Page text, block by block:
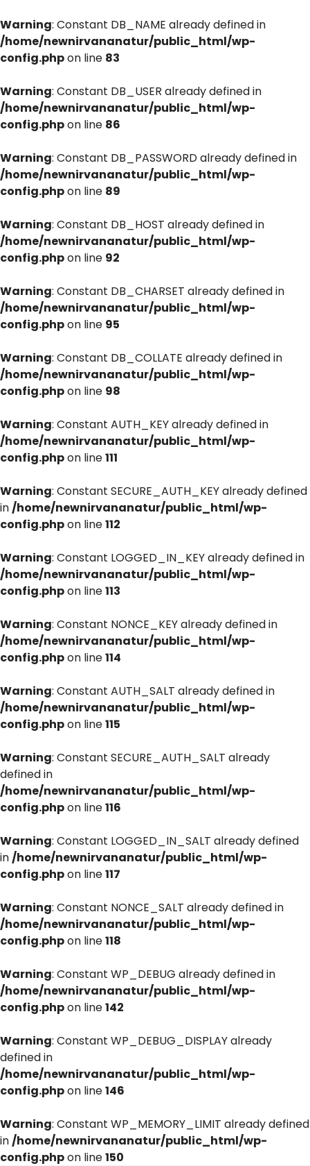
Warning: Constant DB_NAME already defined in
/home/newnirvananatur/public_html/wp-
config.phpon line 83
Warning: Constant DB_USER already defined in
/home/newnirvananatur/public_html/wp-
config.phpon line 86
Warning: Constant DB_PASSWORD already defined in
/home/newnirvananatur/public_html/wp-
config.phpon line 89
Warning: Constant DB_HOST already defined in
/home/newnirvananatur/public_html/wp-
config.phpon line 92
Warning: Constant DB_CHARSET already defined in
/home/newnirvananatur/public_html/wp-
config.phpon line 95
Warning: Constant DB_COLLATE already defined in
/home/newnirvananatur/public_html/wp-
config.phpon line 98
Warning: Constant AUTH_KEY already defined in
/home/newnirvananatur/public_html/wp-
config.phpon line111
Warning: Constant SECURE_AUTH_KEY already defined
in/home/newnirvananatur/public_html/wp-
config.phpon line112
Warning: Constant LOGGED_IN_KEY already defined in
/home/newnirvananatur/public_html/wp-
config.phpon line113
Warning: Constant NONCE_KEY already defined in
/home/newnirvananatur/public_html/wp-
config.phpon line114
Warning: Constant AUTH_SALT already defined in
/home/newnirvananatur/public_html/wp-
config.phpon line115
Warning: Constant SECURE_AUTH_SALT already
defined in
/home/newnirvananatur/public_html/wp-
config.phpon line116
Warning: Constant LOGGED_IN_SALT already defined
in/home/newnirvananatur/public_html/wp-
config.phpon line117
Warning: Constant NONCE_SALT already defined in
/home/newnirvananatur/public_html/wp-
config.phpon line118
Warning: Constant WP_DEBUG already defined in
/home/newnirvananatur/public_html/wp-
config.phpon line142
Warning: Constant WP_DEBUG_DISPLAY already
defined in
/home/newnirvananatur/public_html/wp-
config.phpon line146
Warning: Constant WP_MEMORY_LIMIT already defined
in/home/newnirvananatur/public_html/wp-
config.phpon line150